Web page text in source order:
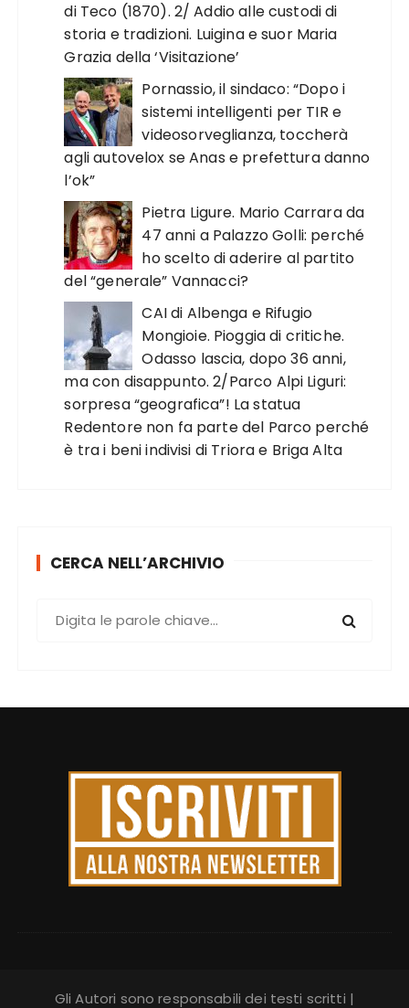
di Teco (1870). 2/ Addio alle custodi di
storia e tradizioni. Luigina e suor Maria
Grazia della ‘Visitazione’
Pornassio, il sindaco: “Dopo i
sistemi intelligenti per TIR e
videosorveglianza, toccherà
agli autovelox se Anas e prefettura danno
l’ok”
Pietra Ligure. Mario Carrara da
47 anni a Palazzo Golli: perché
ho scelto di aderire al partito
del “generale” Vannacci?
CAI di Albenga e Rifugio
Mongioie. Pioggia di critiche.
Odasso lascia, dopo 36 anni,
ma con disappunto. 2/Parco Alpi Liguri:
sorpresa “geografica”! La statua
Redentore non fa parte del Parco perché
è tra i beni indivisi di Triora e Briga Alta
CERCA NELL’ARCHIVIO
Gli Autori sono responsabili dei testi scritti |